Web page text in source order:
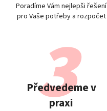
Poradíme Vám nejlepši řešení
pro Vaše potřeby a rozpočet
Předvedeme v
praxi